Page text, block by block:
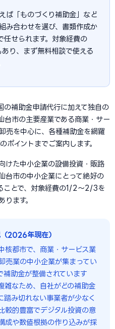
ば「ものづくり補助金」など
み合わせを選び、書類作成か
せられます。対象経費の
り、まず無料相談で使える
の補助金申請代行に加えて独自の
台市の主要産業である商業・サー
売を中心に、各種補助金を網羅
ポイントまでご案内します。
けた中小企業の設備投資・販路
台市の中小企業にとって絶好の
ことで、対象経費の1/2〜2/3を
ます。
2026年現在）
核都市で、商業・サービス業
売業の中小企業が集まってい
補助金が整備されています
雑なため、自社がどの補助金
踏み切れない事業者が少なく
較的豊富でデジタル投資の意
成や数値根拠の作り込みが採